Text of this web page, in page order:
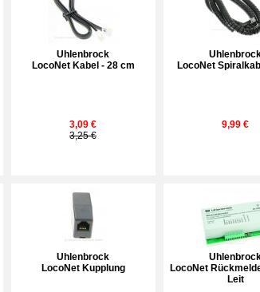
Uhlenbrock
LocoNet Kabel - 28 cm
3,09 €
3,25 €
LocoNet
9,99 €
Uhlenbrock
LocoNet Kupplung
LocoNet
Leit